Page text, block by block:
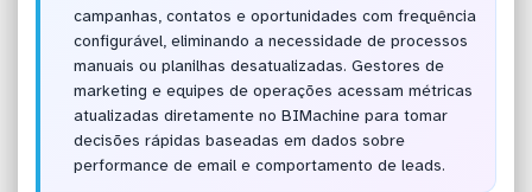
campanhas, contatos e oportunidades com frequência
configurável, eliminando a necessidade de processos
manuais ou planilhas desatualizadas. Gestores de
marketing e equipes de operações acessam métricas
atualizadas diretamente no BIMachine para tomar
decisões rápidas baseadas em dados sobre
performance de email e comportamento de leads.